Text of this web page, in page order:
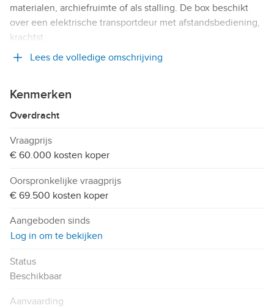
materialen, archiefruimte of als stalling. De box beschikt
over een elektrische transportdeur met afstandsbediening,
krachtst …
Lees de volledige omschrijving
Kenmerken
Overdracht
Vraagprijs
€ 60.000 kosten koper
Oorspronkelijke vraagprijs
€ 69.500 kosten koper
Aangeboden sinds
Log in om te bekijken
Status
Beschikbaar
Aanvaarding